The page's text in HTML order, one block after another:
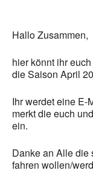
Hallo Zusammen,
hier könnt ihr
die Saison April
Ihr werdet eine E-
merkt die euch
ein.
Danke an Alle die
fahren wollen/